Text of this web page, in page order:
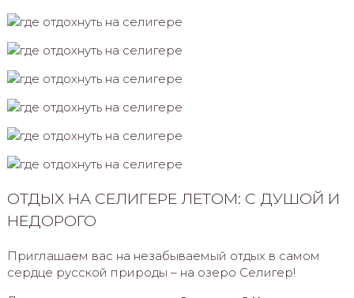
ОТДЫХ НА СЕЛИГЕРЕ ЛЕТОМ: С ДУШОЙ И
НЕДОРОГО
Приглашаем вас на незабываемый отдых в самом
сердце русской природы – на озеро Селигер!